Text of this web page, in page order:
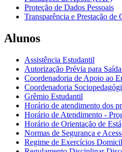
Proteção de Dados Pessoais
Transparência e Prestação de
Alunos
Assistência Estudantil
Autorização Prévia para
Coordenadoria de Apoio ao
Coordenadoria
Grêmio Estudantil
Horário de atendimento dos
Horário de Atendimento -
Horário de Orientação de
Normas de Segurança e
Regime de Exercícios